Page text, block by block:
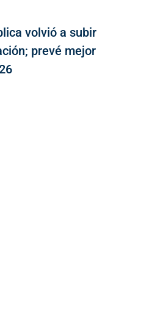
volvió a subir
prevé mejor